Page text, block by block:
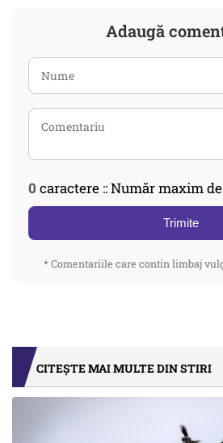
Adaugă
0 caractere :: Număr maxim
Trimite
* Comentariile care contin limbaj
CITEȘTE MAI MULTE DIN STIRI